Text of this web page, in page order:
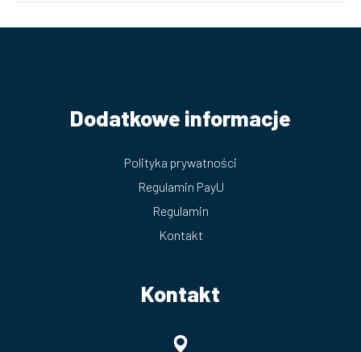
Dodatkowe informacje
Polityka prywatności
Regulamin PayU
Regulamin
Kontakt
Kontakt